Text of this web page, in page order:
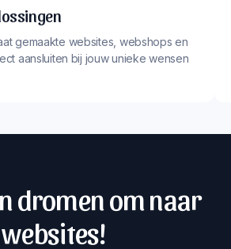
gemaakte websites, webshops en
aansluiten bij jouw unieke wensen
dromen om naar
websites!